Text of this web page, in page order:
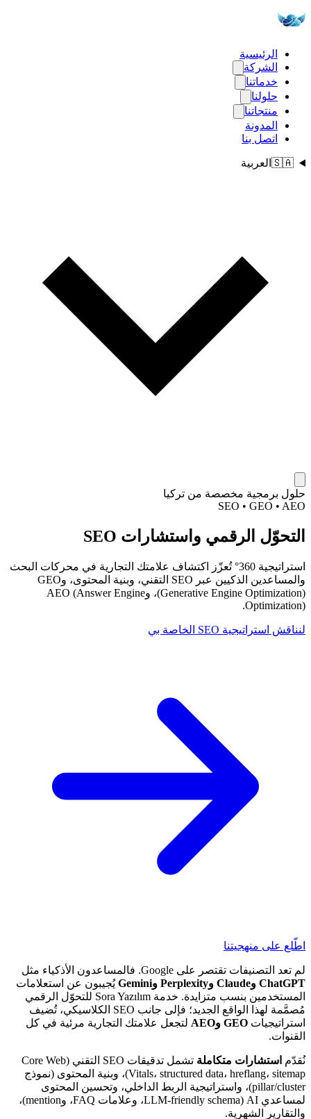
الرئيسية
الشركة
خدماتنا
حلولنا
منتجاتنا
المدونة
اتصل بنا
🇸🇦العربية
حلول برمجية مخصصة من تركيا
SEO • GEO • AEO
التحوّل الرقمي واستشارات SEO
استراتيجية 360° تُعزّز اكتشاف علامتك التجارية في محركات البحث
والمساعدين الذكيين عبر SEO التقني، وبنية المحتوى، وGEO
(Generative Engine Optimization)، وAEO (Answer Engine
Optimization).
لنناقش استراتيجية SEO الخاصة بي
اطّلع على منهجيتنا
لم تعد التصنيفات تقتصر على Google. فالمساعدون الأذكياء مثل
ChatGPT وClaude وPerplexity وGemini
يُجيبون عن استعلامات
المستخدمين بنسب متزايدة. خدمة Sora Yazılım للتحوّل الرقمي
مُصمَّمة لهذا الواقع الجديد؛ فإلى جانب SEO الكلاسيكي، تُضيف
استراتيجيات GEO وAEO
لتجعل علامتك التجارية مرئية في كل
القنوات.
نُقدّم استشارات متكاملة
تشمل تدقيقات SEO التقني (Core Web
Vitals، structured data، hreflang، sitemap)، وبنية المحتوى (نموذج
pillar/cluster)، واستراتيجية الربط الداخلي، وتحسين المحتوى
لمساعدي AI (LLM-friendly schema، وعلامات FAQ، وmention)،
والتقارير الشهرية.